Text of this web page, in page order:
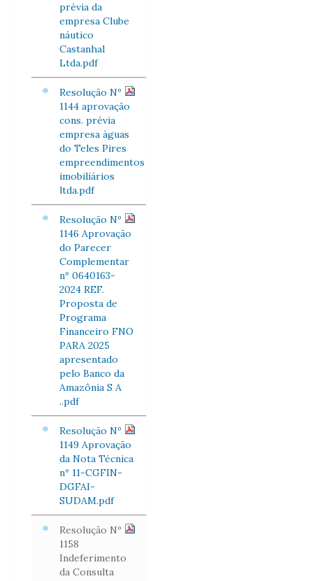
prévia da
empresa Clube
náutico
Castanhal
Ltda.pdf
Resolução Nº
1144 aprovação
cons. prévia
empresa àguas
do Teles Pires
empreendimentos
imobiliários
ltda.pdf
Resolução Nº
1146 Aprovação
do Parecer
Complementar
nº 0640163-
2024 REF.
Proposta de
Programa
Financeiro FNO
PARA 2025
apresentado
pelo Banco da
Amazônia S A
..pdf
Resolução Nº
1149 Aprovação
da Nota Técnica
nº 11-CGFIN-
DGFAI-
SUDAM.pdf
Resolução Nº
1158
Indeferimento
da Consulta